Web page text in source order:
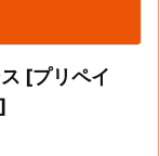
[プリペイ